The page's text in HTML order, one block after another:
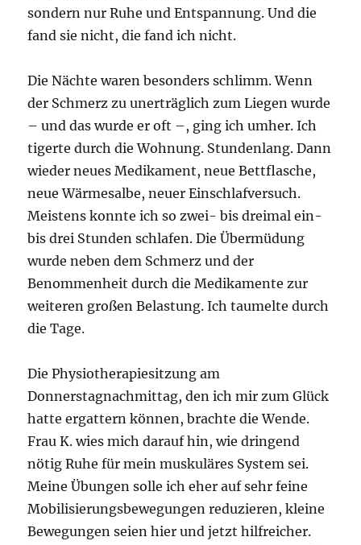
sondern nur Ruhe und Entspannung. Und die
fand sie nicht, die fand ich nicht.
Die Nächte waren besonders schlimm. Wenn
der Schmerz zu unerträglich zum Liegen wurde
– und das wurde er oft –, ging ich umher. Ich
tigerte durch die Wohnung. Stundenlang. Dann
wieder neues Medikament, neue Bettflasche,
neue Wärmesalbe, neuer Einschlafversuch.
Meistens konnte ich so zwei- bis dreimal ein-
bis drei Stunden schlafen. Die Übermüdung
wurde neben dem Schmerz und der
Benommenheit durch die Medikamente zur
weiteren großen Belastung. Ich taumelte durch
die Tage.
Die Physiotherapiesitzung am
Donnerstagnachmittag, den ich mir zum Glück
hatte ergattern können, brachte die Wende.
Frau K. wies mich darauf hin, wie dringend
nötig Ruhe für mein muskuläres System sei.
Meine Übungen solle ich eher auf sehr feine
Mobilisierungsbewegungen reduzieren, kleine
Bewegungen seien hier und jetzt hilfreicher.